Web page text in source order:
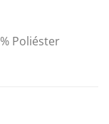
Poliéster